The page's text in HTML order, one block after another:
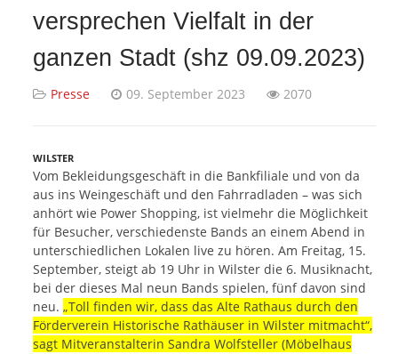
versprechen Vielfalt in der
ganzen Stadt (shz 09.09.2023)
Presse 09. September 2023 2070
WILSTER
Vom Bekleidungsgeschäft in die Bankfiliale und von da
aus ins Weingeschäft und den Fahrradladen – was sich
anhört wie Power Shopping, ist vielmehr die Möglichkeit
für Besucher, verschiedenste Bands an einem Abend in
unterschiedlichen Lokalen live zu hören. Am Freitag, 15.
September, steigt ab 19 Uhr in Wilster die 6. Musiknacht,
bei der dieses Mal neun Bands spielen, fünf davon sind
neu. „Toll finden wir, dass das Alte Rathaus durch den
Förderverein Historische Rathäuser in Wilster mitmacht“,
sagt Mitveranstalterin Sandra Wolfsteller (Möbelhaus